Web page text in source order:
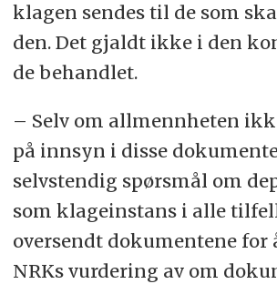
klagen sendes til de som
den. Det gjaldt ikke i den
de behandlet.
– Selv om allmennheten
på innsyn i disse
selvstendig spørsmål om
som klageinstans i alle
oversendt dokumentene for
NRKs vurdering av om